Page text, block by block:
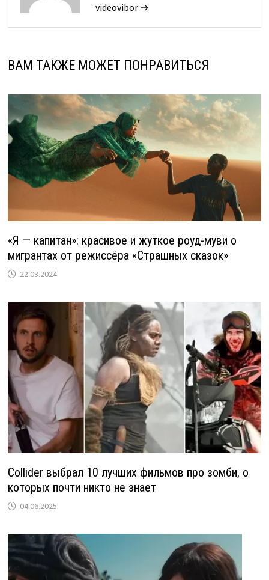
videovibor →
ВАМ ТАКЖЕ МОЖЕТ ПОНРАВИТЬСЯ
«Я — капитан»: красивое и жуткое роуд-муви о
мигрантах от режиссёра «Страшных сказок»
22.03.2024
Collider выбрал 10 лучших фильмов про зомби, о
которых почти никто не знает
04.06.2025